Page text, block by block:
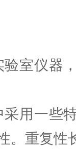
验室仪器
采用一些
。重复性